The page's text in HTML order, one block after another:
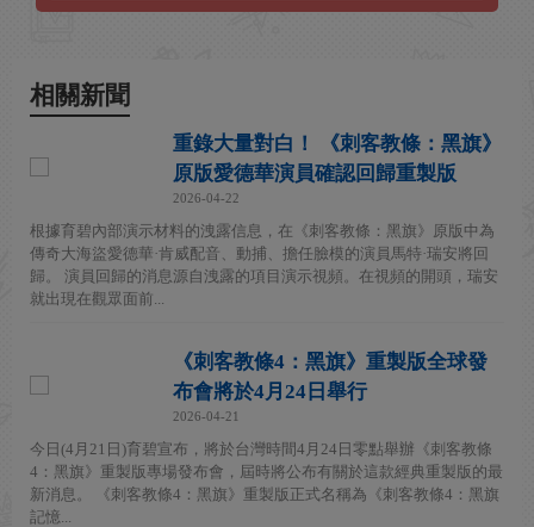
相關新聞
重錄大量對白！ 《刺客教條：黑旗》
原版愛德華演員確認回歸重製版
2026-04-22
根據育碧內部演示材料的洩露信息，在《刺客教條：黑旗》原版中為
傳奇大海盜愛德華·肯威配音、動捕、擔任臉模的演員馬特·瑞安將回
歸。 演員回歸的消息源自洩露的項目演示視頻。在視頻的開頭，瑞安
就出現在觀眾面前...
《刺客教條4：黑旗》重製版全球發
布會將於4月24日舉行
2026-04-21
今日(4月21日)育碧宣布，將於台灣時間4月24日零點舉辦《刺客教條
4：黑旗》重製版專場發布會，屆時將公布有關於這款經典重製版的最
新消息。 《刺客教條4：黑旗》重製版正式名稱為《刺客教條4：黑旗
記憶...